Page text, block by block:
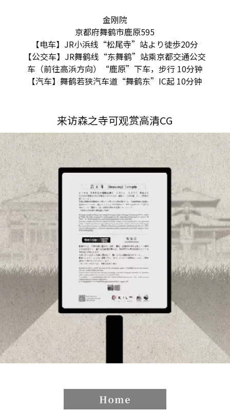
金刚院
京都府舞鹤市鹿原595
【电车】JR小浜线“松尾寺”站より徒歩20分
【公交车】JR舞鹤线“东舞鹤”站乘京都交通公交
车（前往高浜方向）“鹿原”下车，步行 10分钟
【汽车】舞鹤若狭汽车道“舞鹤东”IC起 10分钟
来访森之寺可观赏高清CG